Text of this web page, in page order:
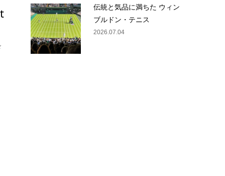
伝統と気品に満ちた ウィン
ブルドン・テニス
2026.07.04